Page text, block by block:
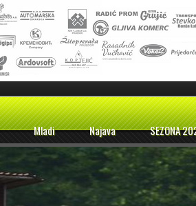
Mladi Najava SEZONA